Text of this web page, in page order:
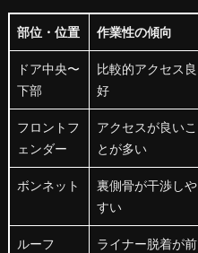
部位・位置 作業性の傾向
ドア中央〜
下部
比較的アクセス良
好
フロントフ
ェンダー
アクセスが良いこ
とが多い
ボンネット
裏側骨が干渉しや
すい
ルーフ
ライナー脱着が前